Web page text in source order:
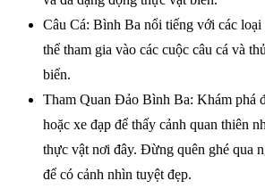
Câu Cá: Bình Ba nổi tiếng với các loại
thể tham gia vào các cuộc câu cá và
biển.
Tham Quan Đảo Bình Ba: Khám phá
hoặc xe đạp để thấy cảnh quan thiên
thực vật nơi đây. Đừng quên ghé qua
để có cảnh nhìn tuyệt đẹp.